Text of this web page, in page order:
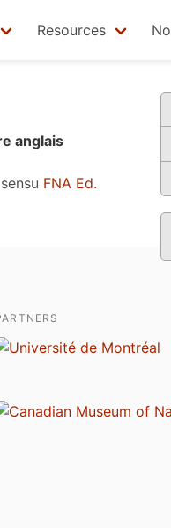
Resources
anglais
FNA Ed.